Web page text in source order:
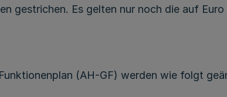
gestrichen. Es gelten nur noch die auf Euro
(AH-GF) werden wie folgt